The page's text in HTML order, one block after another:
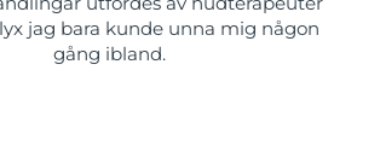
jag bara kunde unna mig någon
gång ibland.